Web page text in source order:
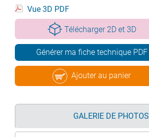
Vue 3D PDF
Télécharger 2D et 3D
Générer ma fiche technique PDF
Ajouter au panier
GALERIE DE PHOTOS